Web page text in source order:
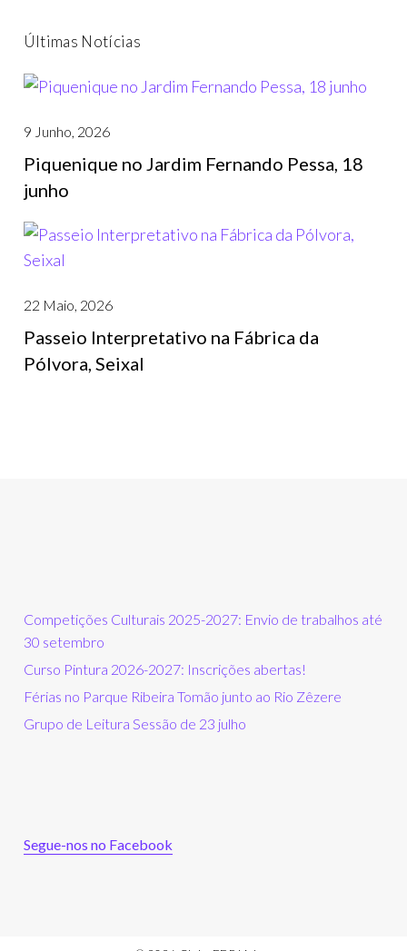
Últimas Notícias
9 Junho, 2026
Piquenique no Jardim Fernando Pessa, 18
junho
22 Maio, 2026
Passeio Interpretativo na Fábrica da
Pólvora, Seixal
Competições Culturais 2025-2027: Envio de trabalhos até
30 setembro
Curso Pintura 2026-2027: Inscrições abertas!
Férias no Parque Ribeira Tomão junto ao Rio Zêzere
Grupo de Leitura Sessão de 23 julho
Segue-nos no Facebook